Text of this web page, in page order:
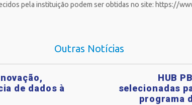
pela instituição podem ser obtidas no site: https://
Outras Notícias
de dados à
HUB
selecionadas
programa